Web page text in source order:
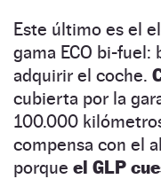
Este último es el
gama ECO bi-fuel:
adquirir el coche.
cubierta por la
100.000
compensa con el
porque el GLP